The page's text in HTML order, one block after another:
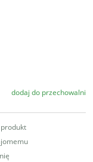
dodaj do przechowalni